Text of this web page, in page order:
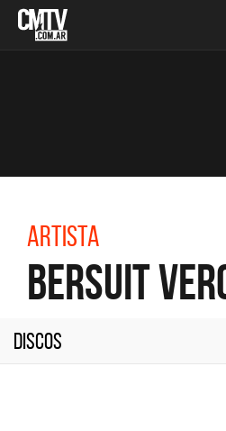
Artista
Bersuit
Discos